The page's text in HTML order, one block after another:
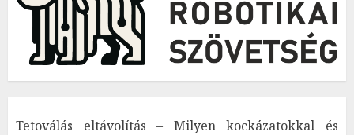
Tetoválás eltávolítás – Milyen kockázatokkal és